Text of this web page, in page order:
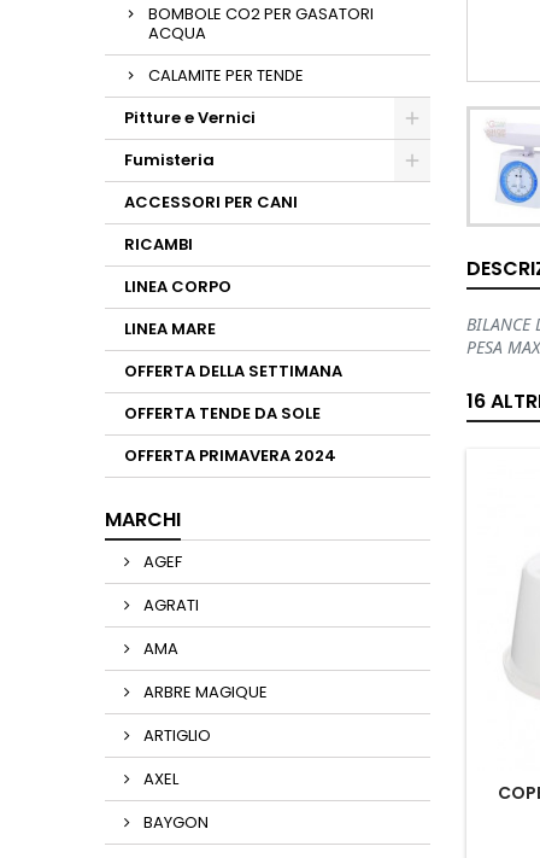
BOMBOLE CO2 PER GASATORI
ACQUA
CALAMITE PER TENDE
Pitture e Vernici
Fumisteria
ACCESSORI PER CANI
RICAMBI
LINEA CORPO
LINEA MARE
OFFERTA DELLA SETTIMANA
OFFERTA TENDE DA SOLE
OFFERTA PRIMAVERA 2024
MARCHI
AGEF
AGRATI
AMA
ARBRE MAGIQUE
ARTIGLIO
AXEL
BAYGON
BILANCE
PESA
16